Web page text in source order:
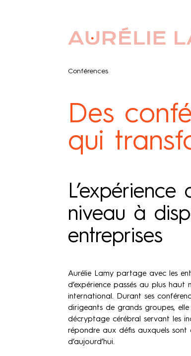
Conférences
Des
qui
L’expérience
niveau à
entreprises
Aurélie Lamy partage avec les
d’expérience passés au plus
international. Durant ses
dirigeants de grands groupes,
décryptage cérébral servant les
répondre aux défis auxquels sont
d’aujourd’hui.